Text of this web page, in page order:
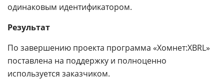
одинаковым идентификатором.
Результат
По завершению проекта программа «Хомнет:XBRL»
поставлена на поддержку и полноценно
используется заказчиком.